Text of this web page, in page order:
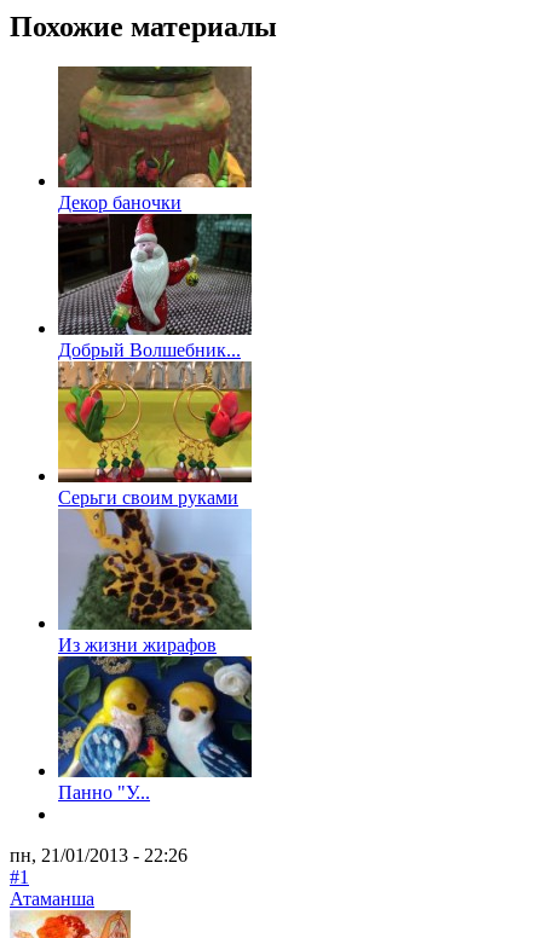
Похожие материалы
Декор баночки
Добрый Волшебник...
Серьги своим руками
Из жизни жирафов
Панно "У...
пн, 21/01/2013 - 22:26
#1
Атаманша